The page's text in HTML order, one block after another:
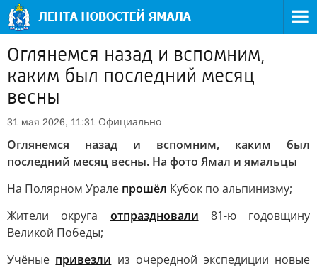
Оглянемся назад и вспомним,
каким был последний месяц
весны
31 мая 2026, 11:31 Официально
Оглянемся назад и вспомним, каким был
последний месяц весны. На фото Ямал и ямальцы
На Полярном Урале прошёл Кубок по альпинизму;
Жители округа отпраздновали 81-ю годовщину
Великой Победы;
Учёные привезли из очередной экспедиции новые